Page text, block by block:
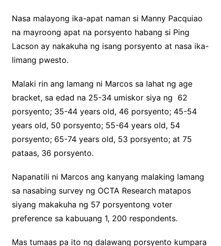
Nasa malayong ika-apat naman si Manny Pacquiao
na mayroong apat na porsyento habang si Ping
Lacson ay nakakuha ng isang porsyento at nasa ika-
limang pwesto.
Malaki rin ang lamang ni Marcos sa lahat ng age
bracket, sa edad na 25-34 umiskor siya ng 62
porsyento; 35-44 years old, 46 porsyento; 45-54
years old, 50 porsyento; 55-64 years old, 54
porsyento; 65-74 years old, 53 porsyento; at 75
pataas, 36 porsyento.
Napanatili ni Marcos ang kanyang malaking lamang
sa nasabing survey ng OCTA Research matapos
siyang makakuha ng 57 porsyentong voter
preference sa kabuuang 1, 200 respondents.
Mas tumaas pa ito ng dalawang porsyento kumpara